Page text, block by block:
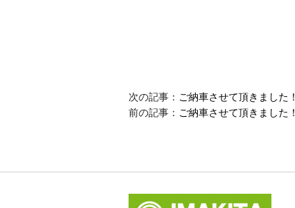
次の記事： ご納車させて頂きました！
前の記事： ご納車させて頂きました！